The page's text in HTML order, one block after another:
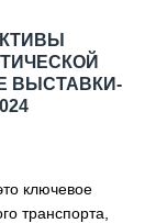
ВЫСТАВКИ-
ключевое
транспорта,